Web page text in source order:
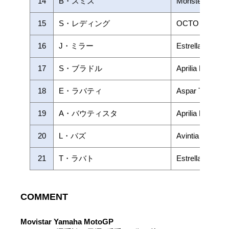
15 S・レディング OCTO Pramac
16 J・ミラー Estrella
17 S・ブラドル Aprilia Racing
18 E・ラバティ Aspar Team
19 A・バウティスタ Aprilia Racing
20 L・バズ Avintia Racing
21 T・ラバト Estrella
COMMENT
Movistar Yamaha MotoGP